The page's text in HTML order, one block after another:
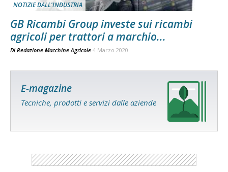
NOTIZIE DALL'INDUSTRIA
GB Ricambi Group investe sui ricambi
agricoli per trattori a marchio...
Di Redazione Macchine Agricole 4 Marzo 2020
E-magazine
Tecniche, prodotti e servizi dalle aziende